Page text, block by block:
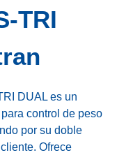
TRI
DUAL es un
control de peso
por su doble
Ofrece